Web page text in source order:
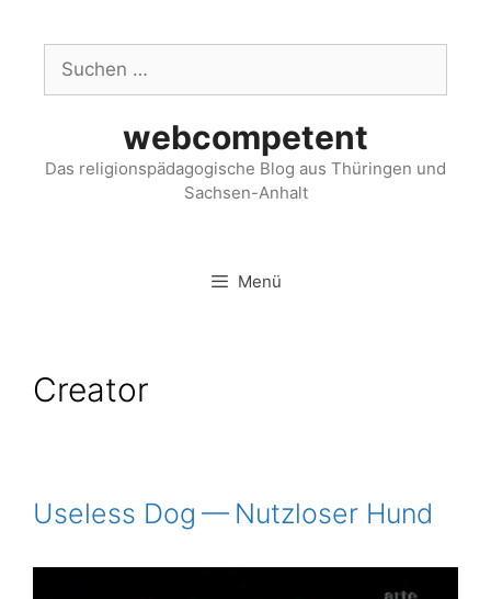
webcompetent
Das religionspädagogische Blog aus Thüringen und
Sachsen-Anhalt
Menü
Creator
Useless Dog — Nutzloser Hund